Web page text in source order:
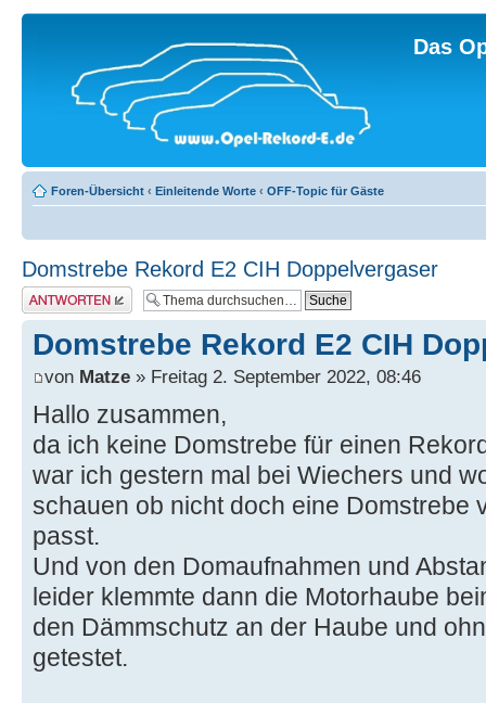
Das
Foren-Übersicht ‹ Einleitende Worte ‹ OFF-Topic für Gäste
Domstrebe Rekord E2 CIH Doppelvergaser
Antwort erstellen
Domstrebe Rekord E2 CIH
von Matze » Freitag 2. September 2022, 08:46
Hallo zusammen,
da ich keine Domstrebe für einen
war ich gestern mal bei Wiechers und
schauen ob nicht doch eine Domstrebe
passt.
Und von den Domaufnahmen und
leider klemmte dann die Motorhaube
den Dämmschutz an der Haube und
getestet.